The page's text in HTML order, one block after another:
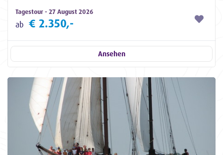
Tagestour - 27 August 2026
ab € 2.350,-
Ansehen